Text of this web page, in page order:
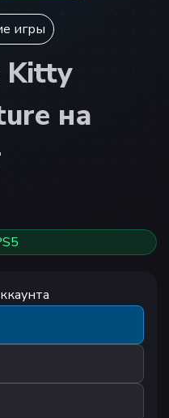
игры
Kitty
на